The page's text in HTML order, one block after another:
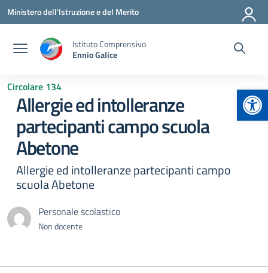
Vai ai contenuti
Vai al menu di navigazione
Vai al footer
Ministero dell'Istruzione e del Merito
Istituto Comprensivo
Ennio Galice
Circolare 134
Allergie ed intolleranze
partecipanti campo scuola
Abetone
Allergie ed intolleranze partecipanti campo
scuola Abetone
Personale scolastico
Non docente